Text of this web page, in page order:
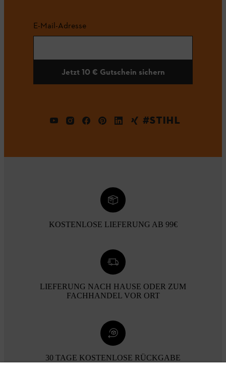
E-Mail-Adresse
Jetzt 10 € Gutschein sichern
#STIHL
KOSTENLOSE LIEFERUNG AB 99€
LIEFERUNG NACH HAUSE ODER ZUM
FACHHANDEL VOR ORT
30 TAGE KOSTENLOSE RÜCKGABE